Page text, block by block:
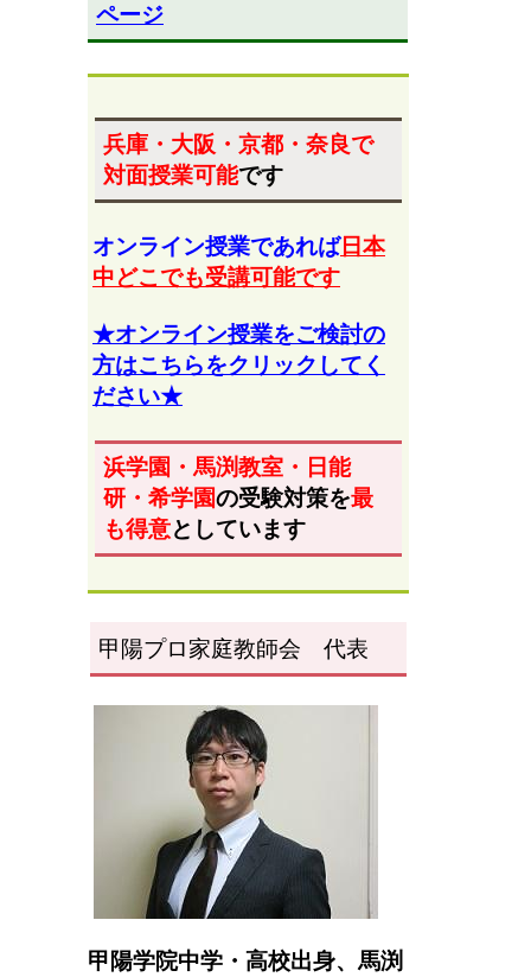
ページ
兵庫・大阪・京都・奈良で
対面授業可能です
オンライン授業であれば日本
中どこでも受講可能です
★オンライン授業をご検討の
方はこちらをクリックしてく
ださい★
浜学園・馬渕教室・日能
研・希学園の受験対策を最
も得意としています
甲陽プロ家庭教師会 代表
甲陽学院中学・高校出身、馬渕